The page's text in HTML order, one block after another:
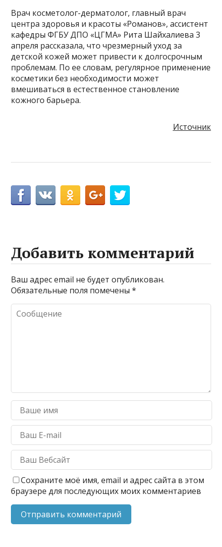
Врач косметолог-дерматолог, главный врач
центра здоровья и красоты «Романов», ассистент
кафедры ФГБУ ДПО «ЦГМА» Рита Шайхалиева 3
апреля рассказала, что чрезмерный уход за
детской кожей может привести к долгосрочным
проблемам. По ее словам, регулярное применение
косметики без необходимости может
вмешиваться в естественное становление
кожного барьера.
Источник
Добавить комментарий
Ваш адрес email не будет опубликован.
Обязательные поля помечены*
Сохраните моё имя, email и адрес сайта в этом
браузере для последующих моих комментариев